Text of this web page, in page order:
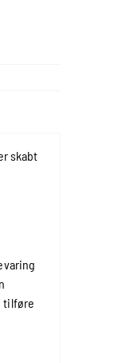
skabt
tilføre